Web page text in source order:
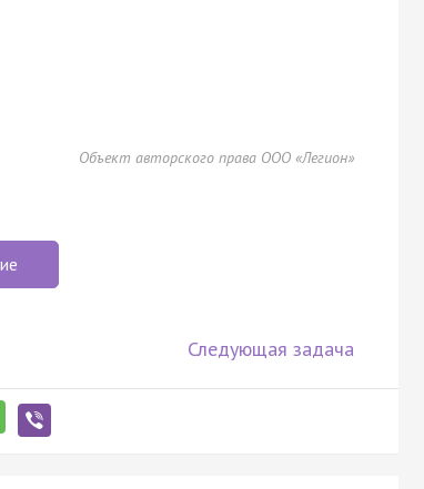
Объект авторского права ООО «Легион»
Следующая задача